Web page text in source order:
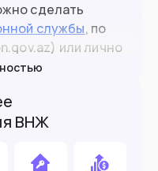
сделать
службы, по
или лично
оформления
и
10.2
ВНЖ